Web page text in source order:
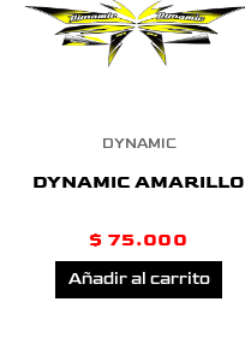
DYNAMIC
DYNAMIC AMARILLO
$ 75.000
Añadir al carrito